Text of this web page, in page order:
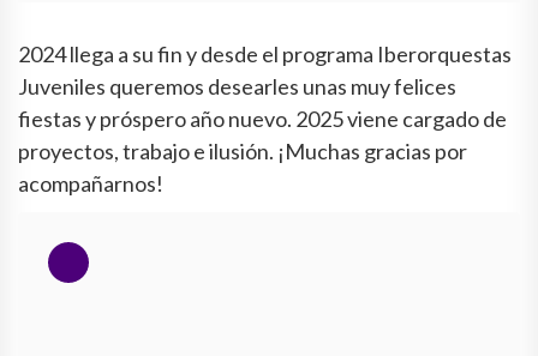
2024 llega a su fin y desde el programa Iberorquestas
Juveniles queremos desearles unas muy felices
fiestas y próspero año nuevo. 2025 viene cargado de
proyectos, trabajo e ilusión. ¡Muchas gracias por
acompañarnos!